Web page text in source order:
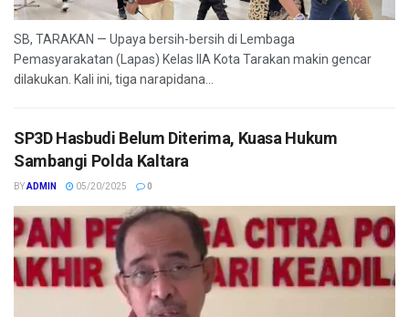
SB, TARAKAN — Upaya bersih-bersih di Lembaga
Pemasyarakatan (Lapas) Kelas IIA Kota Tarakan makin gencar
dilakukan. Kali ini, tiga narapidana...
SP3D Hasbudi Belum Diterima, Kuasa Hukum
Sambangi Polda Kaltara
BYADMIN 05/20/2025 0